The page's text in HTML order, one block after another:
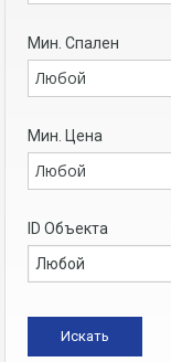
Мин. Спален
Любой
Мин. Цена
Любой
ID Объекта